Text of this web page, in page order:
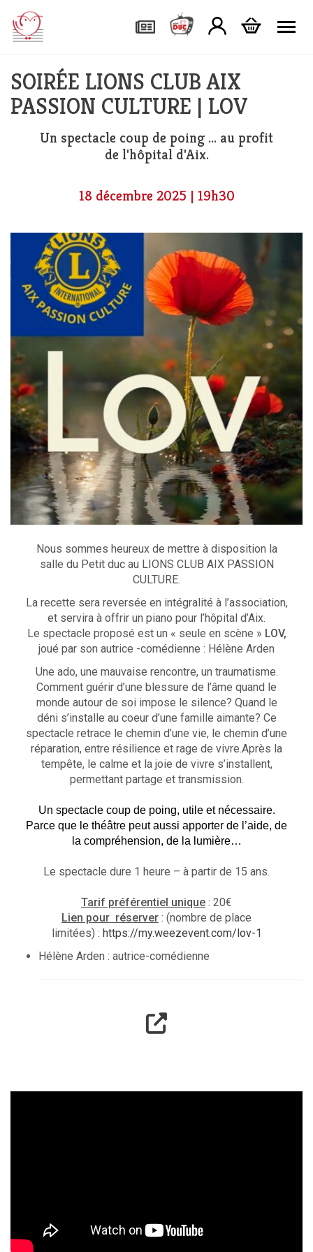
SOIRÉE LIONS CLUB AIX
PASSION CULTURE | LOV
Un spectacle coup de poing ... au profit
de l'hôpital d'Aix.
18 décembre 2025 | 19h30
Nous sommes heureux de mettre à disposition la
salle du Petit duc au LIONS CLUB AIX PASSION
CULTURE.
La recette sera reversée en intégralité à l’association,
et servira à offrir un piano pour l’hôpital d’Aix.
Le spectacle proposé est un « seule en scène » LOV,
joué par son autrice -comédienne : Hélène Arden
Une ado, une mauvaise rencontre, un traumatisme.
Comment guérir d’une blessure de l’âme quand le
monde autour de soi impose le silence? Quand le
déni s’installe au coeur d’une famille aimante? Ce
spectacle retrace le chemin d’une vie, le chemin d’une
réparation, entre résilience et rage de vivre.Après la
tempête, le calme et la joie de vivre s’installent,
permettant partage et transmission.
Un spectacle coup de poing, utile et nécessaire.
Parce que le théâtre peut aussi apporter de l’aide, de
la compréhension, de la lumière…
Le spectacle dure 1 heure – à partir de 15 ans.
Tarif préférentiel unique : 20€
Lien pour réserver : (nombre de place
limitées) : https://my.weezevent.com/lov-1
Hélène Arden : autrice-comédienne